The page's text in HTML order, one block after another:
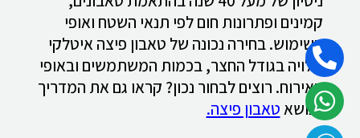
קמינים ופתרונות חום לפי תנאי השטח ואופי
השימוש. בחירה נכונה של טאבון פיצה איטלקי
תלויה בגודל החצר, בכמות המשתמשים ובאופי
האירוח. רוצים לבחור נכון? קראו גם את המדריך
בנושאטאבון פיצה.